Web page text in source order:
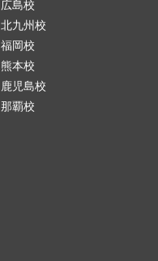
広島校
北九州校
福岡校
熊本校
鹿児島校
那覇校